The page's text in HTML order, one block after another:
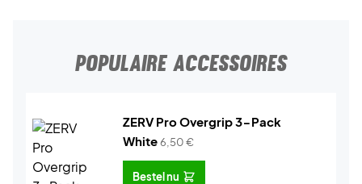
POPULAIRE ACCESSOIRES
ZERV Pro Overgrip 3-Pack
White6,50€
Bestel nu